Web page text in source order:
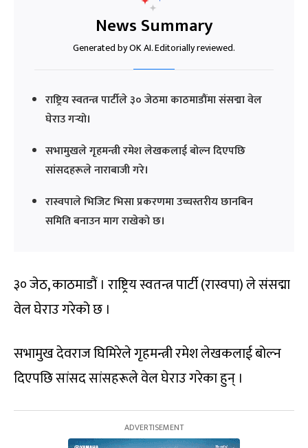
News Summary
Generated by OK AI. Editorially reviewed.
राष्ट्रिय स्वतन्त्र पार्टीले ३० जेठमा काठमाडौंमा संसद्मा वेल
घेराउ गर्‍यो।
सभामुखले गृहमन्त्री रमेश लेखकलाई बोल्न दिएपछि
सांसदहरूले नाराबाजी गरे।
रास्वपाले भिजिट भिसा प्रकरणमा उच्चस्तरीय छानबिन
समिति बनाउन माग राखेको छ।
३० जेठ, काठमाडौं । राष्ट्रिय स्वतन्त्र पार्टी (रास्वपा) ले संसद्मा
वेल घेराउ गरेको छ ।
सभामुख देवराज घिमिरेले गृहमन्त्री रमेश लेखकलाई बोल्न
दिएपछि सांसद सांसहरूले वेल घेराउ गरेका हुन् ।